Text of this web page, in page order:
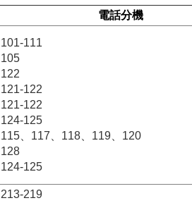
電話分機
101-111
105
122
121-122
121-122
124-125
115、117、118、119、120
128
124-125
213-219